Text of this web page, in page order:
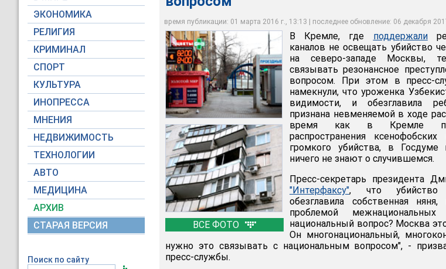
ЭКОНОМИКА
РЕЛИГИЯ
КРИМИНАЛ
СПОРТ
КУЛЬТУРА
ИНОПРЕССА
МНЕНИЯ
НЕДВИЖИМОСТЬ
ТЕХНОЛОГИИ
АВТО
МЕДИЦИНА
АРХИВ
СТАРАЯ ВЕРСИЯ
Поиск по сайту
время публикации: 01 марта 2016 г., 13:13 | последнее обновление: 06 декабря
ВСЕ ФОТО
В Кремле, где поддержали
каналов не освещать убийство
на северо-западе Москвы,
связывать резонансное
вопросом. При этом в пресс-
намекнули, что уроженка
видимости, и обезглавила
признана невменяемой в ходе
время как в Кремле
распространения
громкого убийства, в Госдуме
ничего не знают о случившемся.
Пресс-секретарь президента
"Интерфаксу", что убийство
обезглавила собственная
проблемой
национальный вопрос? Москва
Он многонациональный,
нужно это связывать с национальным вопросом", -
пресс-службы.